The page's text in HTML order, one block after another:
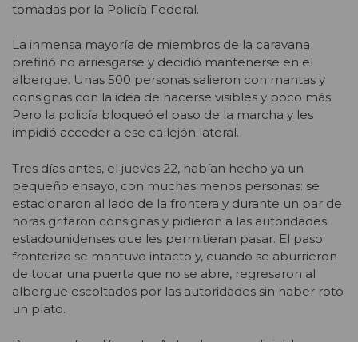
tomadas por la Policía Federal.
La inmensa mayoría de miembros de la caravana
prefirió no arriesgarse y decidió mantenerse en el
albergue. Unas 500 personas salieron con mantas y
consignas con la idea de hacerse visibles y poco más.
Pero la policía bloqueó el paso de la marcha y les
impidió acceder a ese callejón lateral.
Tres días antes, el jueves 22, habían hecho ya un
pequeño ensayo, con muchas menos personas: se
estacionaron al lado de la frontera y durante un par de
horas gritaron consignas y pidieron a las autoridades
estadounidenses que les permitieran pasar. El paso
fronterizo se mantuvo intacto y, cuando se aburrieron
de tocar una puerta que no se abre, regresaron al
albergue escoltados por las autoridades sin haber roto
un plato.